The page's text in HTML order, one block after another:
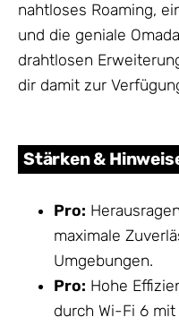
nahtloses Roaming,
und die geniale
drahtlosen
dir damit zur
Stärken &
Pro:
maximale
Umgebungen.
Pro: Hohe
durch Wi-Fi 6